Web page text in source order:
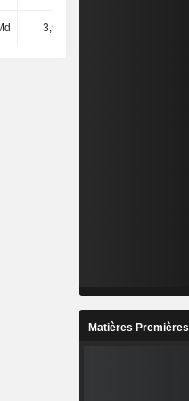
3,51 Md
Matières Premières